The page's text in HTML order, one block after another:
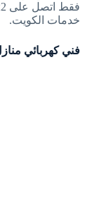
خدمات الكويت.
فني كهربائي